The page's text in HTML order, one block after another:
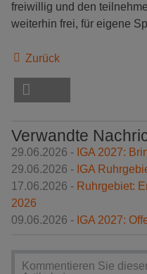
freiwillig und den
weiterhin frei, für eigene
Zurück
Verwandte
29.06.2026 - IGA 2027:
29.06.2026 - IGA
17.06.2026 - Ruhrgebiet:
2026
09.06.2026 - IGA 2027: